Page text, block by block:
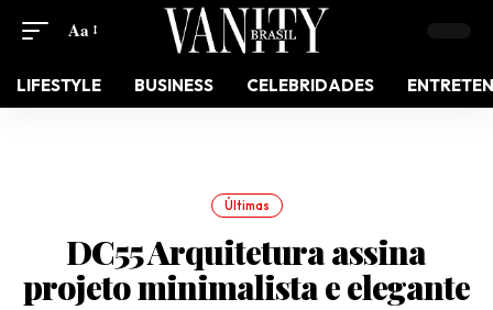
Aa
LIFESTYLE BUSINESS CELEBRIDADES
Últimas
DC55 Arquitetura assina
projeto minimalista e elegante